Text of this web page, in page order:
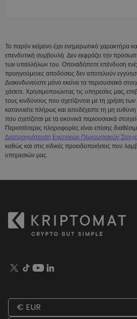
Το παρόν κείμενο έχει ενημερωτικό χαρακτήρα
επενδυτική συμβουλή. Δεν εκφράζει την
των υπαλλήλων του. Οποιαδήποτε επένδυση
προηγούμενες αποδόσεις δεν αποτελούν
Διακινδυνεύστε μόνο εκείνα τα περιουσιακά
χάσετε. Χρησιμοποιώντας τις υπηρεσίες μας,
τους κινδύνους που σχετίζονται με τη χρήση
κατανοείτε πλήρως και αποδέχεστε τη μη
που σχετίζεται με τα εικονικά περιουσιακά
Περισσότερες πληροφορίες είναι επίσης
Διαπραγμάτευση Εικονικών Περιουσιακών
καθώς και στις ειδικές προειδοποιήσεις που
υπηρεσιών μας.
€ EUR